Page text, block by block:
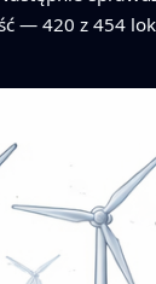
— 420 z 454